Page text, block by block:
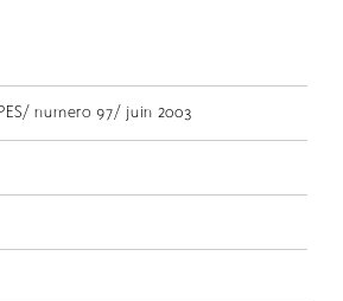
numero 97/ juin 2003